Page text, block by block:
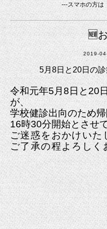
---スマホの方
🆕
2019-
5月8日と20日の
令和元年5月8日と20
が、
学校健診出向のため
16時30分開始とさせ
ご迷惑をおかけいた
ご了承の程よろしく